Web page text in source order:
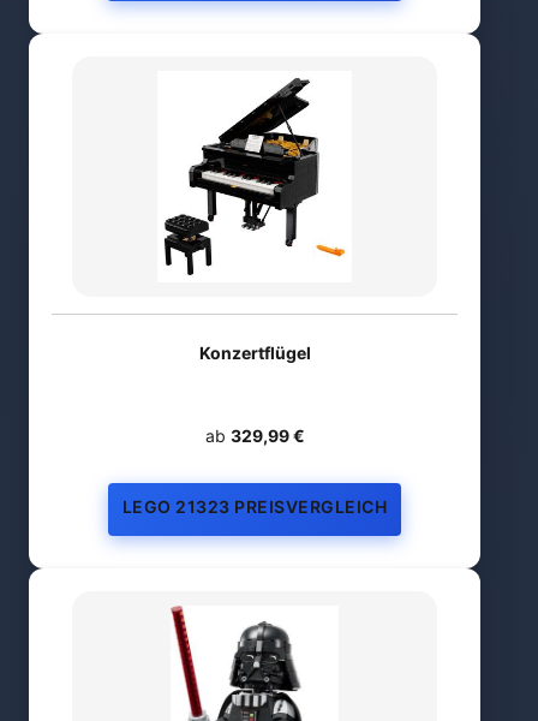
Konzertflügel
ab 329,99 €
LEGO 21323 PREISVERGLEICH